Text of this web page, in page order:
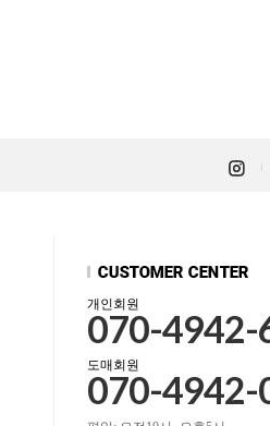
개인회원
070-4942-
도매회원
070-4942-